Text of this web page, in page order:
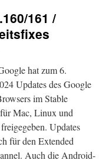
161 /
hat zum 6.
Updates des Google
im Stable
Mac, Linux und
Updates
für den Extended
Auch die Android-